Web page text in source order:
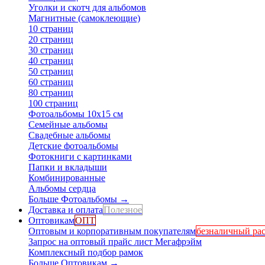
Уголки и скотч для альбомов
Магнитные (самоклеющие)
10 страниц
20 страниц
30 страниц
40 страниц
50 страниц
60 страниц
80 страниц
100 страниц
Фотоальбомы 10х15 см
Семейные альбомы
Свадебные альбомы
Детские фотоальбомы
Фотокниги с картинками
Папки и вкладыши
Комбинированные
Альбомы сердца
Больше Фотоальбомы →
Доставка и оплатаПолезное
ОптовикамОПТ
Оптовым и корпоративным покупателямбезналичный
Запрос на оптовый прайс лист Мегафрэйм
Комплексный подбор рамок
Больше Оптовикам →